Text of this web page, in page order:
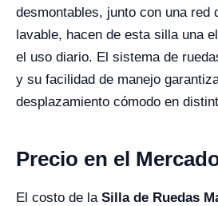
desmontables, junto con una red
lavable, hacen de esta silla una
el uso diario. El sistema de
y su facilidad de manejo
desplazamiento cómodo en
Precio en el
El costo de la Silla de Ruedas